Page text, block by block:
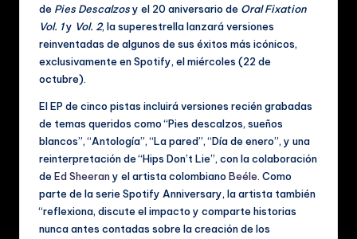
de Pies Descalzosy el 20 aniversario de Oral Fixation
Vol. 1y Vol. 2, la superestrella lanzará versiones
reinventadas de algunos de sus éxitos más icónicos,
exclusivamente en Spotify, el miércoles (22 de
octubre).
El EP de cinco pistas incluirá versiones recién grabadas
de temas queridos como “Pies descalzos, sueños
blancos”, “Antología”, “La pared”, “Día de enero”, y una
reinterpretación de “Hips Don’t Lie”, con la colaboración
deEd Sheerany el artista colombianoBeéle. Como
parte de la serie Spotify Anniversary, la artista también
“reflexiona, discute el impacto y comparte historias
nunca antes contadas sobre la creación de los